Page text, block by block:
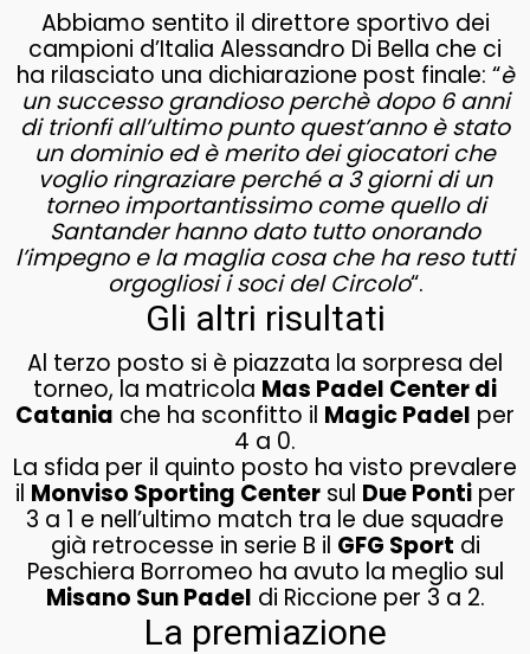
Abbiamo sentito il direttore sportivo dei
campioni d’Italia Alessandro Di Bella che ci
ha rilasciato una dichiarazione post finale: “è
un successo grandioso perchè dopo 6 anni
di trionfi all’ultimo punto quest’anno è stato
un dominio ed è merito dei giocatori che
voglio ringraziare perché a 3 giorni di un
torneo importantissimo come quello di
Santander hanno dato tutto onorando
l’impegno e la maglia cosa che ha reso tutti
orgogliosi i soci del Circolo“.
Gli altri risultati
Al terzo posto si è piazzata la sorpresa del
torneo, la matricola Mas Padel Center di
Catania che ha sconfitto il Magic Padel per
4 a 0.
La sfida per il quinto posto ha visto prevalere
il Monviso Sporting Centersul Due Pontiper
3 a 1 e nell’ultimo match tra le due squadre
già retrocesse in serie B il GFG Sport di
Peschiera Borromeo ha avuto la meglio sul
Misano Sun Padel di Riccione per 3 a 2.
La premiazione